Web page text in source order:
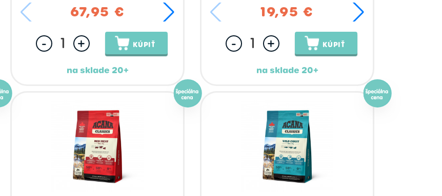
44,95 € 67,95 € 124,95 €
67,95 € 86,95 € 124,95 €
- + KÚPIŤ
na sklade 20+
19,95 €
- + KÚPIŤ
na sklade 20+